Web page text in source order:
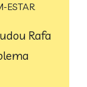
ESTAR
Rafa